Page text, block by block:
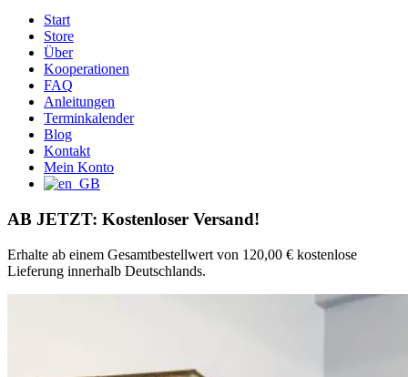
Start
Store
Über
Kooperationen
FAQ
Anleitungen
Terminkalender
Blog
Kontakt
Mein Konto
AB JETZT: Kostenloser Versand!
Erhalte ab einem Gesamtbestellwert von 120,00 € kostenlose
Lieferung innerhalb Deutschlands.